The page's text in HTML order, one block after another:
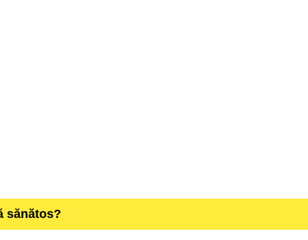
sănătos?